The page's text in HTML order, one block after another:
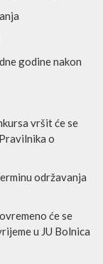
godine nakon
vršit će se
o
održavanja
će se
u JU Bolnica